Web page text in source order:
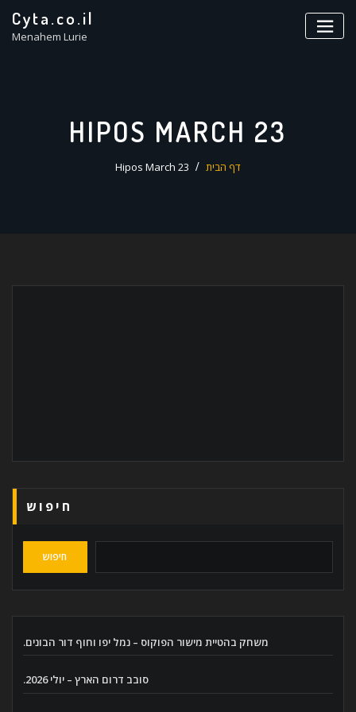
Cyta.co.il
Menahem Lurie
HIPOS MARCH 23
דף הבית Hipos March 23
חיפוש
חיפוש
משחק בהטיית מישור הפוקוס – נמל יפו וחוף דור הבונים.
סובב דרום הארץ – יולי 2026.